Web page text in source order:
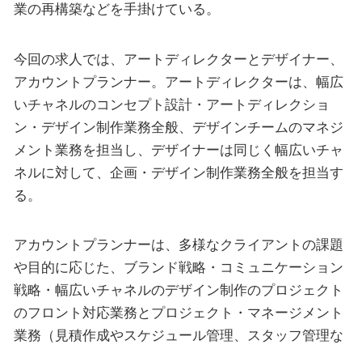
業の再構築などを手掛けている。
今回の求人では、アートディレクターとデザイナー、
アカウントプランナー。アートディレクターは、幅広
いチャネルのコンセプト設計・アートディレクショ
ン・デザイン制作業務全般、デザインチームのマネジ
メント業務を担当し、デザイナーは同じく幅広いチャ
ネルに対して、企画・デザイン制作業務全般を担当す
る。
アカウントプランナーは、多様なクライアントの課題
や目的に応じた、ブランド戦略・コミュニケーション
戦略・幅広いチャネルのデザイン制作のプロジェクト
のフロント対応業務とプロジェクト・マネージメント
業務（見積作成やスケジュール管理、スタッフ管理な